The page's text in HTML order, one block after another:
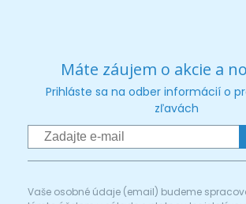
Máte záujem o akcie a
Prihláste sa na odber informácií o
zľavách
Vaše osobné údaje (email) budeme